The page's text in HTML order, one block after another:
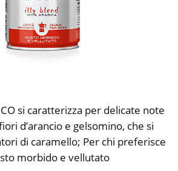
si caratterizza per delicate note
d’arancio e gelsomino, che si
di caramello; Per chi preferisce
morbido e vellutato